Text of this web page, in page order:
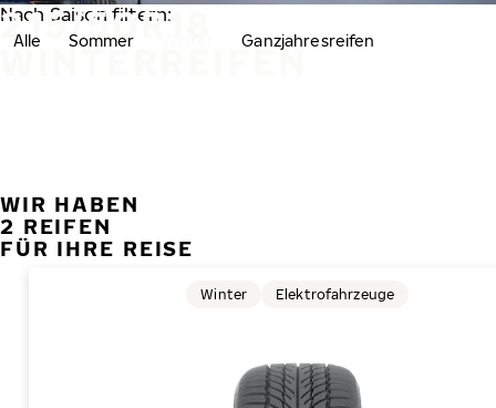
215/50R18
WINTERREIFEN
Nach Saison filtern:
Alle Sommer Ganzjahresreifen
WIR HABEN
2 REIFEN
FÜR IHRE REISE
Winter Elektrofahrzeuge